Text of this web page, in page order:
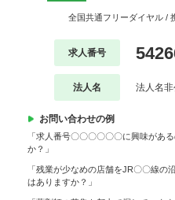
全国共通フリーダイヤル /
求人番号
法人名 法人名非
お問い合わせの例
「求人番号〇〇〇〇〇〇に興味があ
か？」
「残業が少なめの店舗をJR〇〇線の
はありますか？」